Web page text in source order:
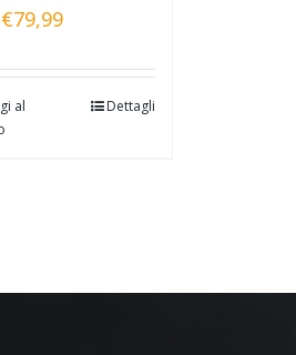
€79,99
al
Dettagli